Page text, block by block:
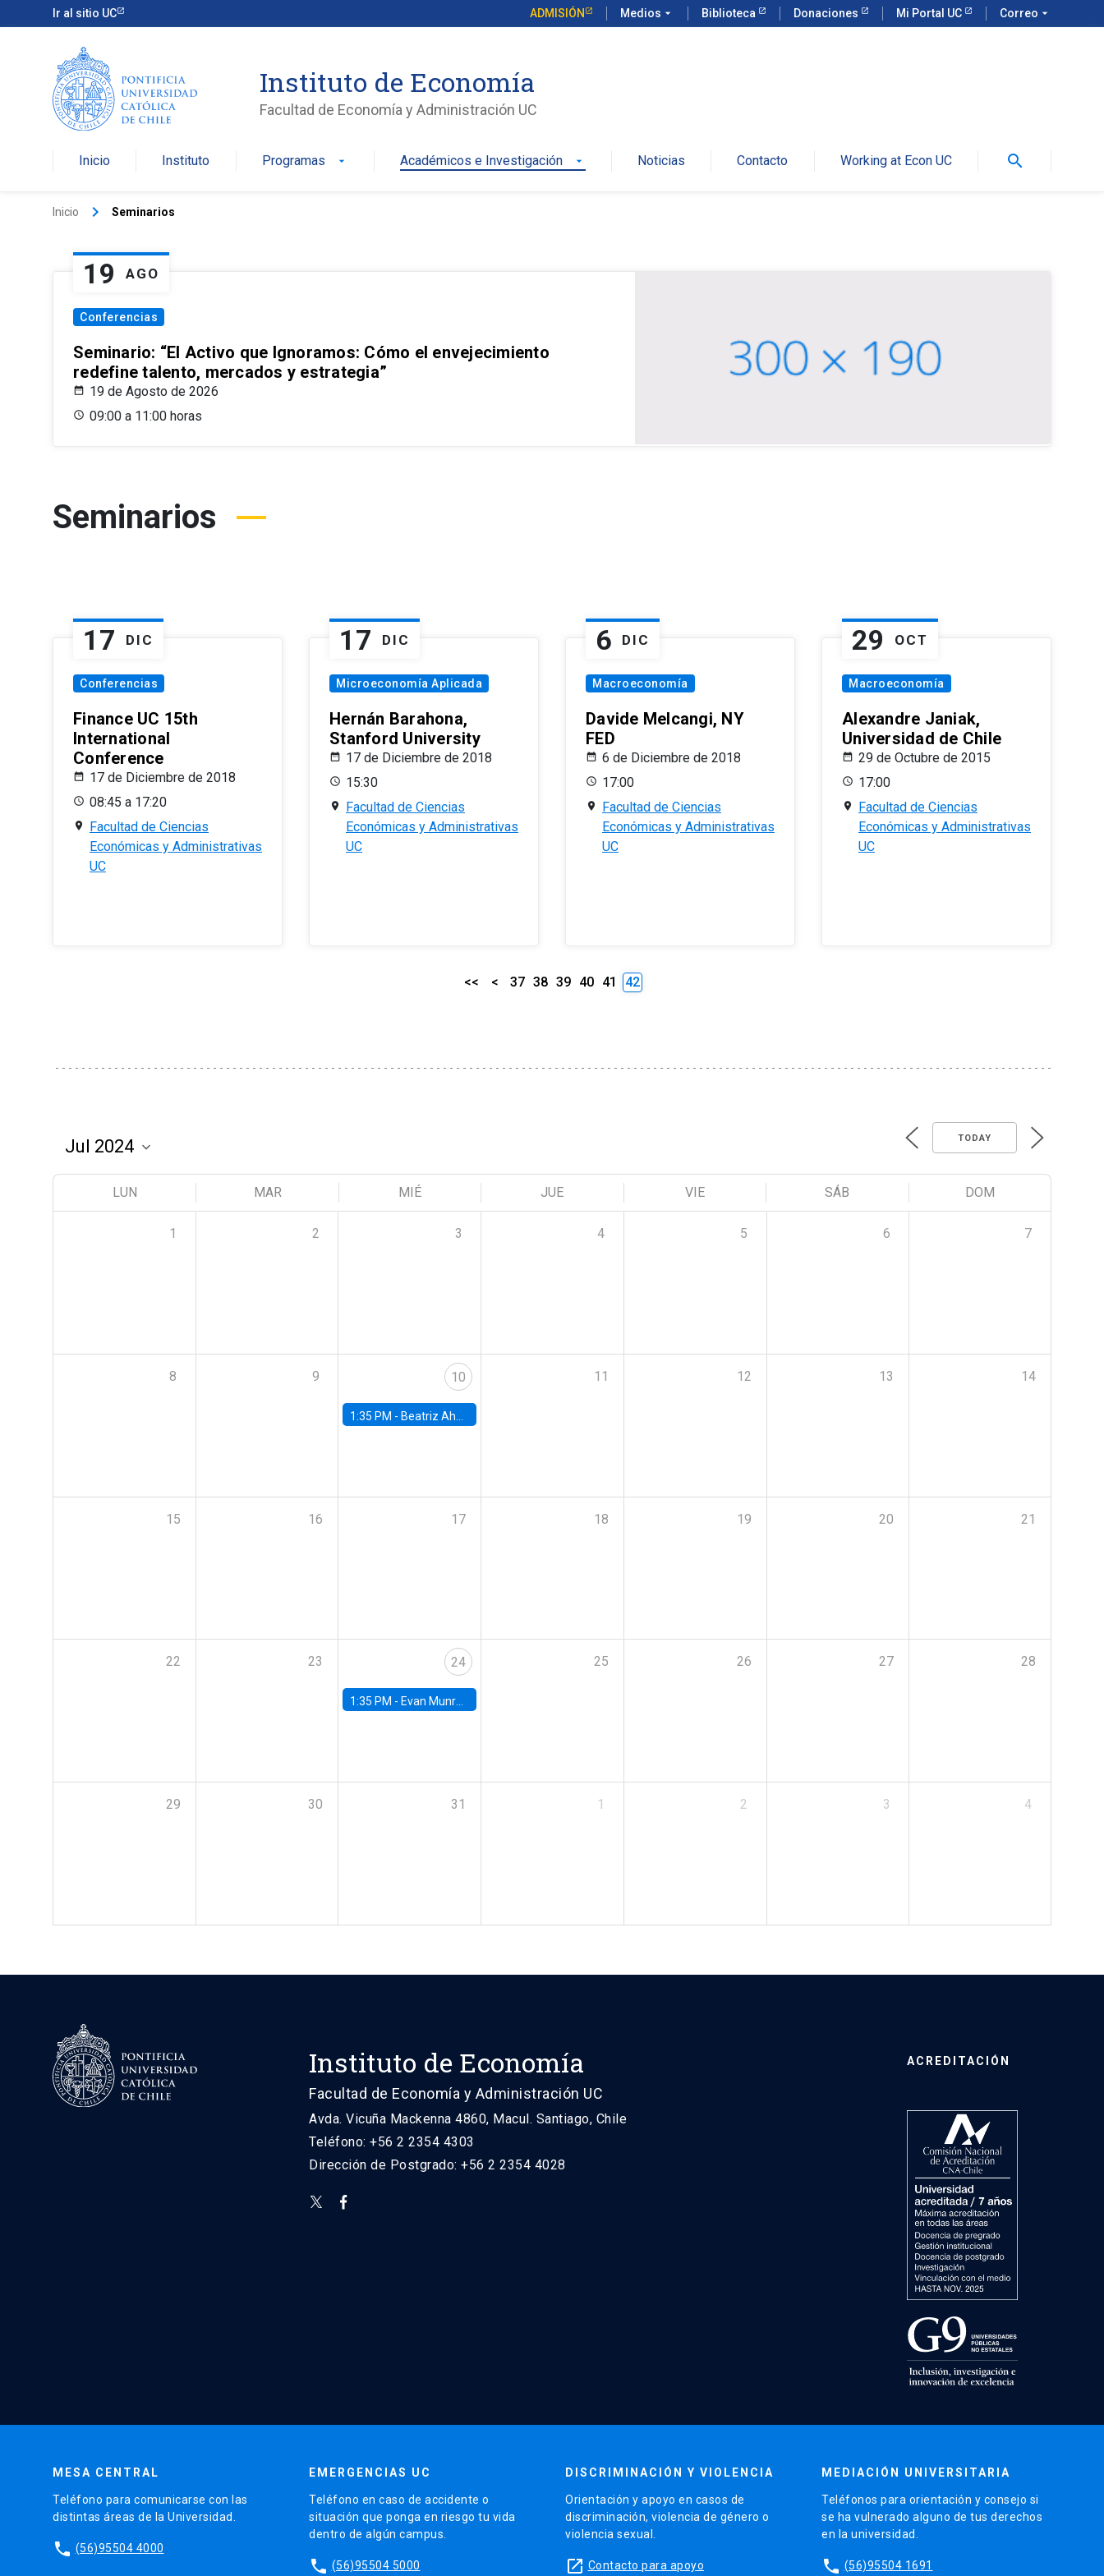
Ir al sitio UC ADMISIÓN Medios arrow_drop_down Biblioteca Donaciones Mi Portal UC Correo arrow_drop_down
Instituto de Economía
Facultad de Economía y Administración UC
Inicio Instituto Programas arrow_drop_down Académicos e Investigación arrow_drop_down Noticias Contacto Working at Econ UC search
Inicio keyboard_arrow_right Seminarios
19 AGO
Conferencias
Seminario: “El Activo que Ignoramos: Cómo el envejecimiento
redefine talento, mercados y estrategia”
19 de Agosto de 2026
09:00 a 11:00 horas
Seminarios
17 DIC
Conferencias
Finance UC 15th
International
Conference
17 de Diciembre de 2018
08:45 a 17:20
Facultad de Ciencias
Económicas y Administrativas
UC
17 DIC
Microeconomía Aplicada
Hernán Barahona,
Stanford University
17 de Diciembre de 2018
15:30
Facultad de Ciencias
Económicas y Administrativas
UC
6 DIC
Macroeconomía
Davide Melcangi, NY
FED
6 de Diciembre de 2018
17:00
Facultad de Ciencias
Económicas y Administrativas
UC
29 OCT
Macroeconomía
Alexandre Janiak,
Universidad de Chile
29 de Octubre de 2015
17:00
Facultad de Ciencias
Económicas y Administrativas
UC
<< < 37 38 39 40 41 42
TODAY
LUN MAR MIÉ JUE VIE SÁB DOM
1 2 3 4 5 6 7
8 9 10
1:35 PM - Beatriz Ahumada, PhD candidate, Universidad de Pittsburgh
11 12 13 14
15 16 17 18 19 20 21
22 23 24
1:35 PM - Evan Munro, Neyman Visiting Assistant Professor in the Department of Statistics at UC Berkeley
25 26 27 28
29 30 31 1 2 3 4
Instituto de Economía
Facultad de Economía y Administración UC
Avda. Vicuña Mackenna 4860, Macul. Santiago, Chile
Teléfono: +56 2 2354 4303
Dirección de Postgrado: +56 2 2354 4028
ACREDITACIÓN
MESA CENTRAL
Teléfono para comunicarse con las
distintas áreas de la Universidad.
phone (56)95504 4000
EMERGENCIAS UC
Teléfono en caso de accidente o
situación que ponga en riesgo tu vida
dentro de algún campus.
phone (56)95504 5000
DISCRIMINACIÓN Y VIOLENCIA
Orientación y apoyo en casos de
discriminación, violencia de género o
violencia sexual.
launch Contacto para apoyo
MEDIACIÓN UNIVERSITARIA
Teléfonos para orientación y consejo si
se ha vulnerado alguno de tus derechos
en la universidad.
phone (56)95504 1691